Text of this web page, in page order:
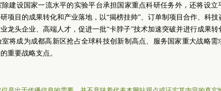
建设国家一流水平的实验平台承担国家重点科研任务外，还将设立
项目的成果转化和产业落地，以“揭榜挂帅”、订单制项目合作、科技
龙头企业、高端人才，促进一批“卡脖子”技术加速突破并进行成果转
室将成为成都高新区抢占全球科技创新制高点、服务国家重大战略需
重要战略支点。